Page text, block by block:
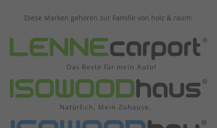
Diese Marken gehören zur Familie von holz & raum: